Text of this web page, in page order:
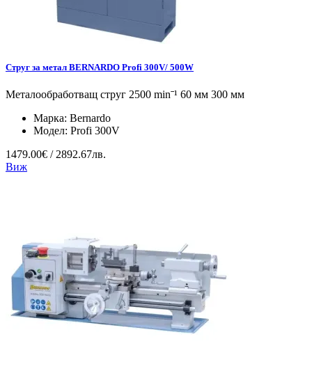
Струг за метал BERNARDO Profi 300V/ 500W
Металообработващ струг 2500 minˉ¹ 60 мм 300 мм
Марка: Bernardo
Модел: Profi 300V
1479.00€ / 2892.67лв.
Виж